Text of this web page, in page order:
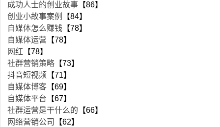
成功人士的创业故事 【86】
创业小故事案例
【84】
自媒体怎么赚钱 【78】
自媒体运营 【78】
网红 【78】
社群营销策略 【73】
抖音短视频 【71】
自媒体博客 【69】
自媒体平台 【67】
社群运营是干什么的 【66】
网络营销公司
【62】